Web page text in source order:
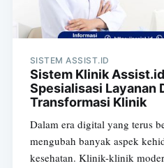
SISTEM ASSIST.ID
Sistem Klinik
Spesialisasi Layanan
Transformasi Klinik
Dalam era digital yang terus
mengubah banyak aspek
kesehatan. Klinik-klinik